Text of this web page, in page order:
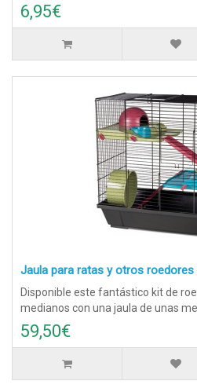
6,95€
Jaula para ratas y otros roedores
Disponible este fantástico kit de
medianos con una jaula de unas
59,50€